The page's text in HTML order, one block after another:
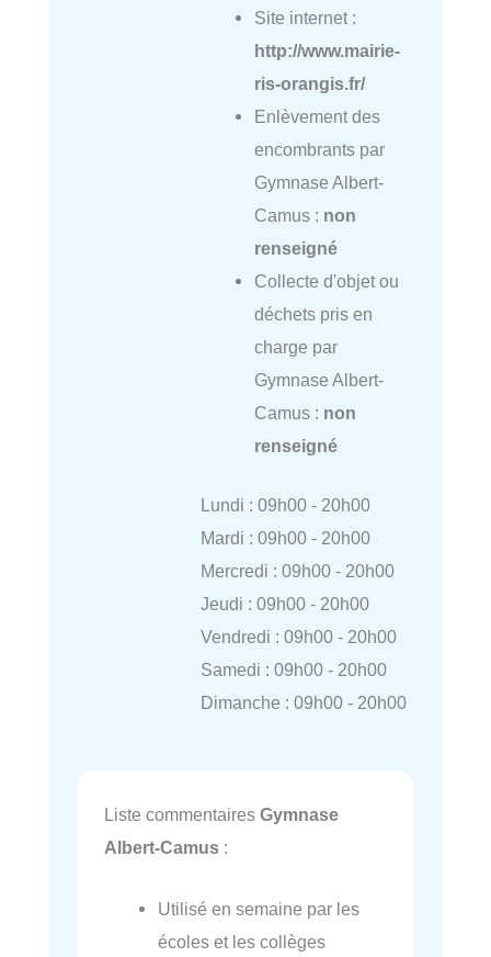
Site internet :
http://www.mairie-
ris-orangis.fr/
Enlèvement des
encombrants par
Gymnase Albert-
Camus : non
renseigné
Collecte d'objet ou
déchets pris en
charge par
Gymnase Albert-
Camus : non
renseigné
Lundi : 09h00 - 20h00
Mardi : 09h00 - 20h00
Mercredi : 09h00 - 20h00
Jeudi : 09h00 - 20h00
Vendredi : 09h00 - 20h00
Samedi : 09h00 - 20h00
Dimanche : 09h00 - 20h00
Liste commentaires Gymnase
Albert-Camus :
Utilisé en semaine par les
écoles et les collèges